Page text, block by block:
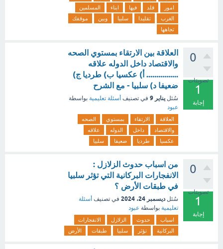
امور
قلد فيها ابناء
المسلمين
الغرب
تقليدا سلبيا وبين
موقفك
تجاهها
0
تصويتات
1
إجابة
العلاقة بين الارتقاء بمستوي الصحه
والاقتصاد داخل الدوله علاقه
................ أ) عکسیا ب) طرديا ج)
ضعيفا د) سلبيا - مع الشرح
سُئل يناير 9 في تصنيف أسئلة تعليمية بواسطة
عبود
العلاقة الارتقاء بمستوي
الصحه
والاقتصاد
داخل الدوله
علاقه
عکسیا
طرديا ضعيفا سلبيا
0
تصويتات
1
إجابة
من اسباب حدوث الزلازل :
الانفجارات البركانية التي تؤثر سلبيا
في طبقات الأرض ؟
سُئل ديسمبر 24، 2024 في تصنيف أسئلة
تعليمية بواسطة عبود
اسباب حدوث الزلازل
الانفجارات
البركانية
تؤثر سلبيا طبقات الأرض